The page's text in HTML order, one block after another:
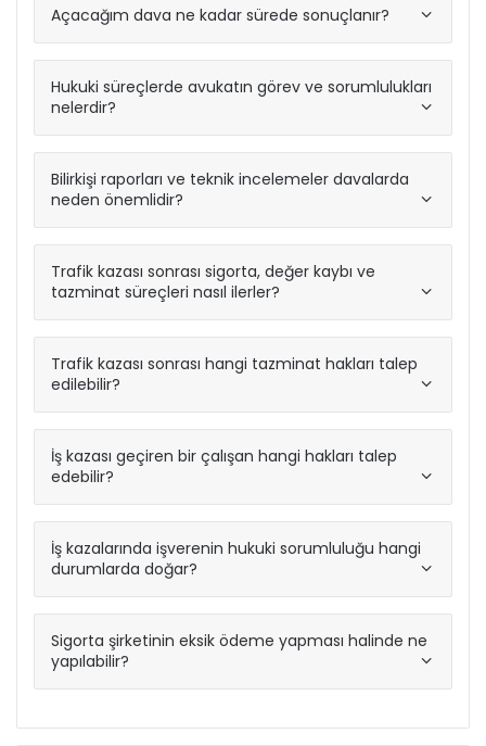
Açacağım dava ne kadar sürede sonuçlanır?
Hukuki süreçlerde avukatın görev ve sorumlulukları
nelerdir?
Bilirkişi raporları ve teknik incelemeler davalarda
neden önemlidir?
Trafik kazası sonrası sigorta, değer kaybı ve
tazminat süreçleri nasıl ilerler?
Trafik kazası sonrası hangi tazminat hakları talep
edilebilir?
İş kazası geçiren bir çalışan hangi hakları talep
edebilir?
İş kazalarında işverenin hukuki sorumluluğu hangi
durumlarda doğar?
Sigorta şirketinin eksik ödeme yapması halinde ne
yapılabilir?